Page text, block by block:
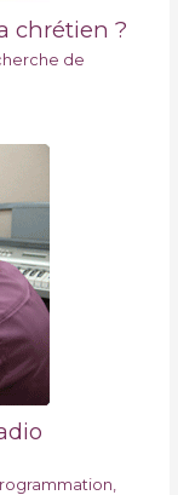
chrétien ?
de